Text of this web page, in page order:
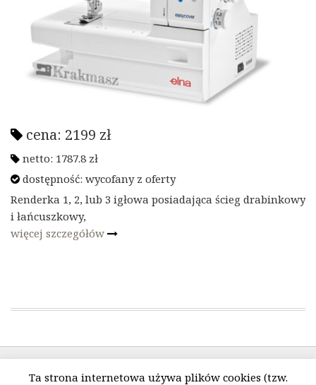
cena: 2199 zł
netto: 1787.8 zł
dostępność: wycofany z oferty
Renderka 1, 2, lub 3 igłowa posiadająca ścieg drabinkowy
i łańcuszkowy,
więcej szczegółów
Ta strona internetowa używa plików cookies (tzw.